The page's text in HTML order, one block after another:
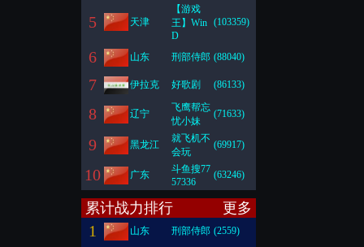
5 天津
【游戏
王】Win
D
(103359)
6 山东 刑部侍郎 (88040)
7 伊拉克 好歌剧 (86133)
8 辽宁
飞鹰帮忘
忧小妹
(71633)
9 黑龙江
就飞机不
会玩
(69917)
10 广东
斗鱼搜77
57336
(63246)
累计战力排行 更多
1 山东 刑部侍郎 (2559)